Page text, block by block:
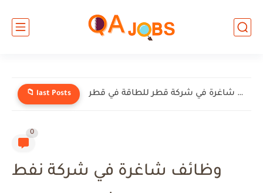
📁 last Posts وظائف شاغرة في شركة إنيرميك (EnerMech) في قطر
0
وظائف شاغرة في شركة نفط